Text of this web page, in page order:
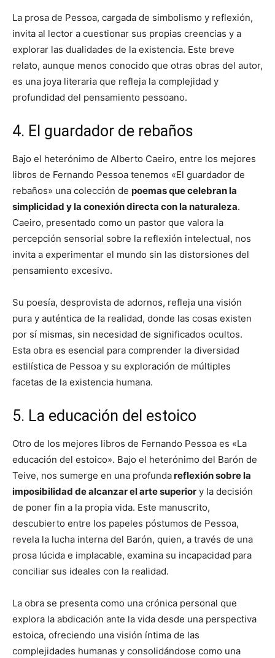
La prosa de Pessoa, cargada de simbolismo y reflexión,
invita al lector a cuestionar sus propias creencias y a
explorar las dualidades de la existencia. Este breve
relato, aunque menos conocido que otras obras del autor,
es una joya literaria que refleja la complejidad y
profundidad del pensamiento pessoano.
4. El guardador de rebaños
Bajo el heterónimo de Alberto Caeiro, entre los mejores
libros de Fernando Pessoa tenemos «El guardador de
rebaños» una colección de poemas que celebran la
simplicidad y la conexión directa con la naturaleza.
Caeiro, presentado como un pastor que valora la
percepción sensorial sobre la reflexión intelectual, nos
invita a experimentar el mundo sin las distorsiones del
pensamiento excesivo.
Su poesía, desprovista de adornos, refleja una visión
pura y auténtica de la realidad, donde las cosas existen
por sí mismas, sin necesidad de significados ocultos.
Esta obra es esencial para comprender la diversidad
estilística de Pessoa y su exploración de múltiples
facetas de la existencia humana.
5. La educación del estoico
Otro de los mejores libros de Fernando Pessoa es «La
educación del estoico». Bajo el heterónimo del Barón de
Teive, nos sumerge en una profundareflexión sobre la
imposibilidad de alcanzar el arte superior y la decisión
de poner fin a la propia vida. Este manuscrito,
descubierto entre los papeles póstumos de Pessoa,
revela la lucha interna del Barón, quien, a través de una
prosa lúcida e implacable, examina su incapacidad para
conciliar sus ideales con la realidad.
La obra se presenta como una crónica personal que
explora la abdicación ante la vida desde una perspectiva
estoica, ofreciendo una visión íntima de las
complejidades humanas y consolidándose como una